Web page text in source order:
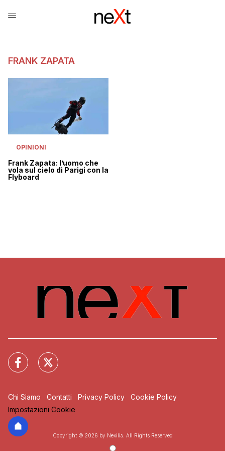
FRANK ZAPATA
OPINIONI
Frank Zapata: l’uomo che
vola sul cielo di Parigi con la
Flyboard
Chi Siamo Contatti Privacy Policy
Cookie Policy
Impostazioni Cookie
Copyright © 2026 by Nexilia. All Rights Reserved